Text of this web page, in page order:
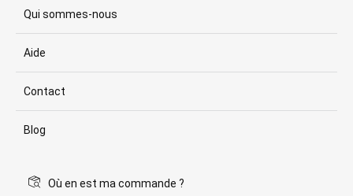
Qui sommes-nous
Aide
Contact
Blog
Où en est ma commande ?